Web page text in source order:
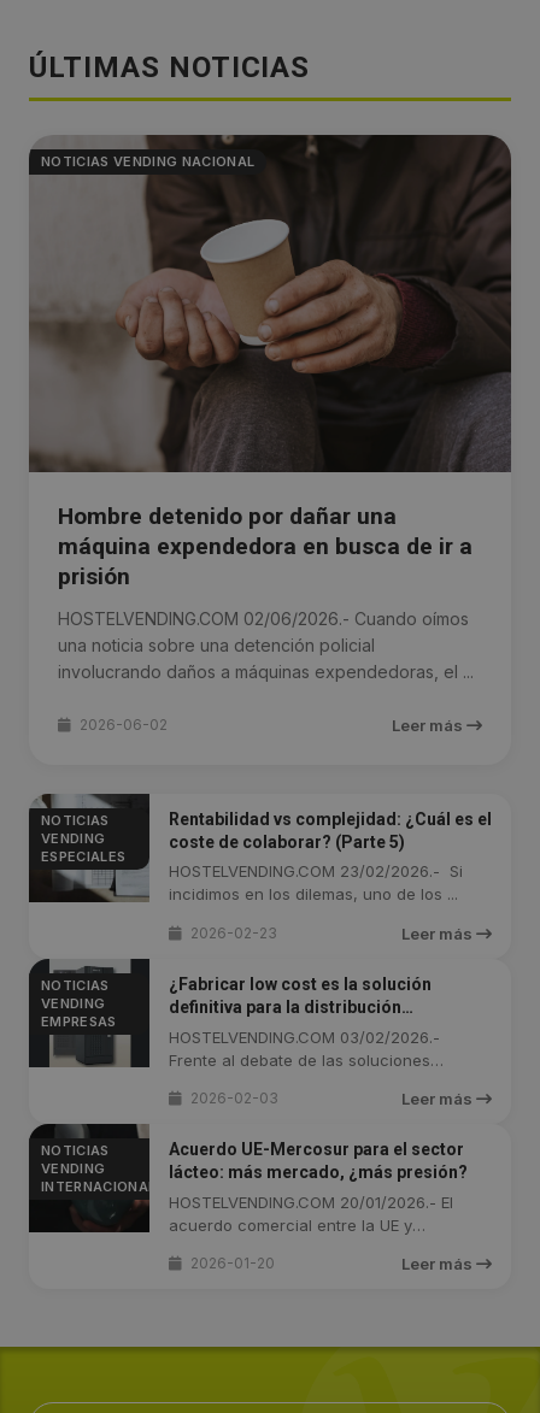
ÚLTIMAS NOTICIAS
NOTICIAS VENDING NACIONAL
Hombre detenido por dañar una
máquina expendedora en busca de ir a
prisión
HOSTELVENDING.COM 02/06/2026.- Cuando oímos
una noticia sobre una detención policial
involucrando daños a máquinas expendedoras, el ...
2026-06-02 Leer más
NOTICIAS
VENDING
ESPECIALES
Rentabilidad vs complejidad: ¿Cuál es el
coste de colaborar? (Parte 5)
HOSTELVENDING.COM 23/02/2026.- Si
incidimos en los dilemas, uno de los ...
2026-02-23 Leer más
NOTICIAS
VENDING
EMPRESAS
¿Fabricar low cost es la solución
definitiva para la distribución
automática?
HOSTELVENDING.COM 03/02/2026.-
Frente al debate de las soluciones
2026-02-03 Leer más
NOTICIAS
VENDING
INTERNACIONAL
Acuerdo UE-Mercosur para el sector
lácteo: más mercado, ¿más presión?
HOSTELVENDING.COM 20/01/2026.- El
acuerdo comercial entre la UE y
2026-01-20 Leer más